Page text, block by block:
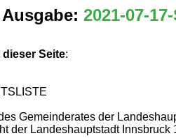
2021-07-
dieser Seite:
Gemeinderates der
der Landeshauptstadt Innsbruck